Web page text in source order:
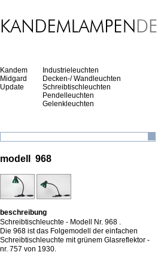
Kandem
Midgard
Update
Industrieleuchten
Decken-/ Wandleuchten
Schreibtischleuchten
Pendelleuchten
Gelenkleuchten
modell 968
beschreibung
Schreibtischleuchte - Modell Nr. 968 .
Die 968 ist das Folgemodell der einfachen
Schreibtischleuchte mit grünem Glasreflektor -
nr. 757 von 1930.